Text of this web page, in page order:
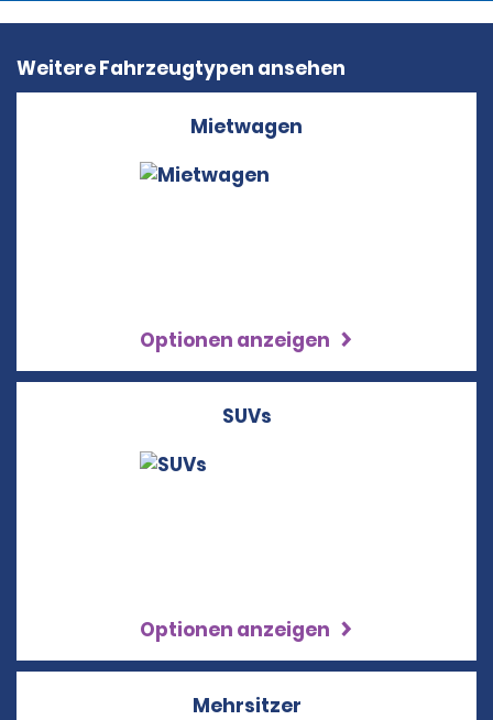
Weitere Fahrzeugtypen ansehen
Mietwagen
Optionen anzeigen
SUVs
Optionen anzeigen
Mehrsitzer